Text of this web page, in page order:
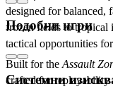
designed for balanced,
frozen fields to tropical
tactical opportunities
Built for the Assault
crafted for replayability
Подобни игри
Системни